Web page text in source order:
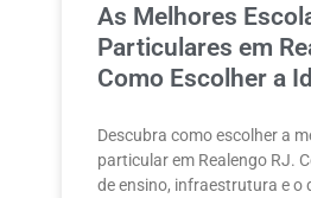
As Melhores
Particulares em
Como Escolher a
Descubra como escolher a
particular em Realengo RJ.
de ensino, infraestrutura e o